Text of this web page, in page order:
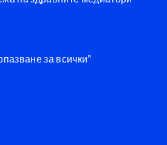
за всички"